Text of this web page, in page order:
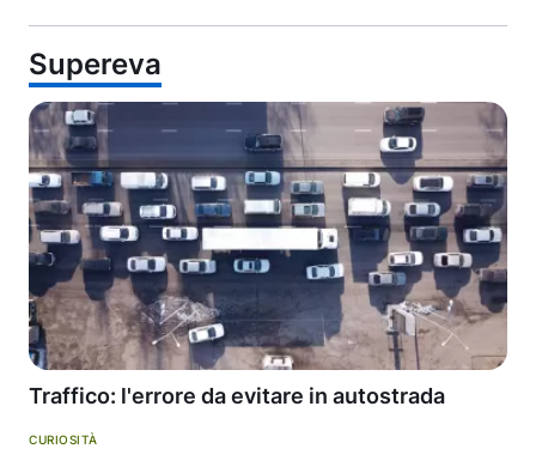
Supereva
Traffico: l'errore da evitare in autostrada
CURIOSITÀ